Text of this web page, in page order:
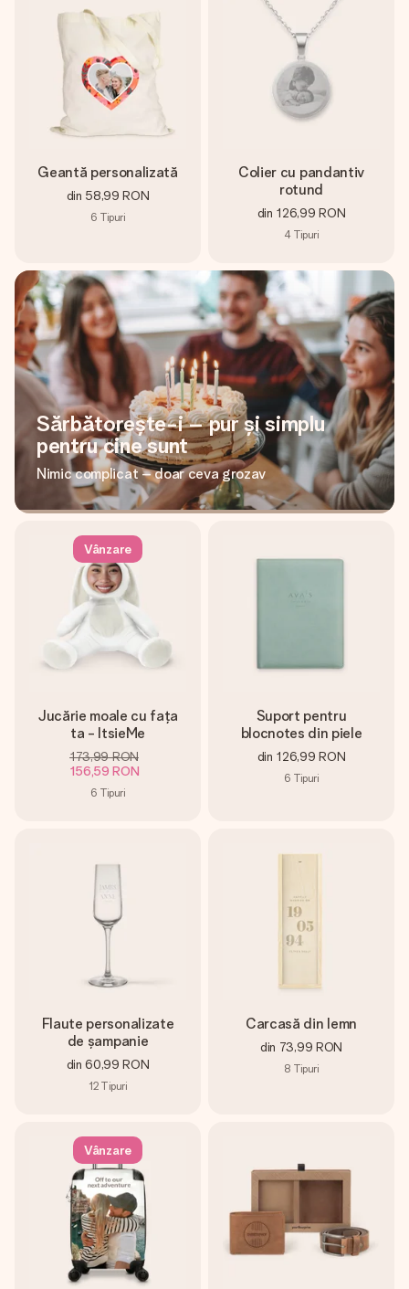
Geantă personalizată
din 58,99 RON
6 Tipuri
Colier cu pandantiv
rotund
din 126,99 RON
4 Tipuri
Sărbătorește-i – pur și simplu
pentru cine sunt
Nimic complicat – doar ceva grozav
Vânzare
Jucărie moale cu fața
ta - ItsieMe
173,99 RON
156,59 RON
6 Tipuri
Suport pentru
blocnotes din piele
din 126,99 RON
6 Tipuri
Flaute personalizate
de șampanie
din 60,99 RON
12 Tipuri
Carcasă din lemn
din 73,99 RON
8 Tipuri
Vânzare